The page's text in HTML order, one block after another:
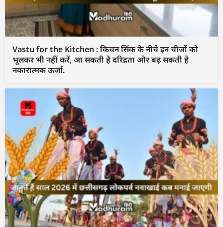
Vastu for the Kitchen : किचन सिंक के नीचे इन चीजों को
भूलकर भी नहीं करें, आ सकती है दरिद्रता और बढ़ सकती है
नकारात्मक ऊर्जा.